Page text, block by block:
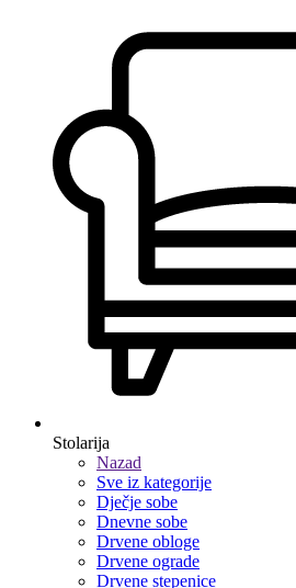
Stolarija
Nazad
Sve iz kategorije
Dječje sobe
Dnevne sobe
Drvene obloge
Drvene ograde
Drvene stepenice